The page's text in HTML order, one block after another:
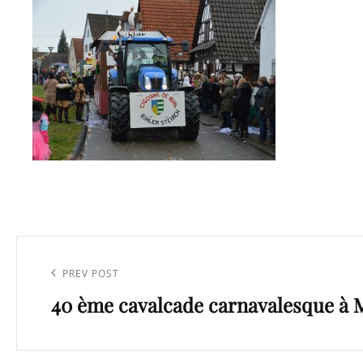
l’article
Previous
Post
PREV POST
40 ème cavalcade carnavalesque à